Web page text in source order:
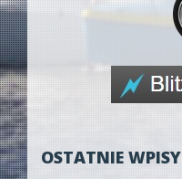
OSTATNIE WPISY